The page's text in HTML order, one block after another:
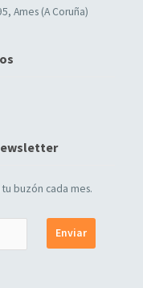
Ames (A Coruña)
buzón cada mes.